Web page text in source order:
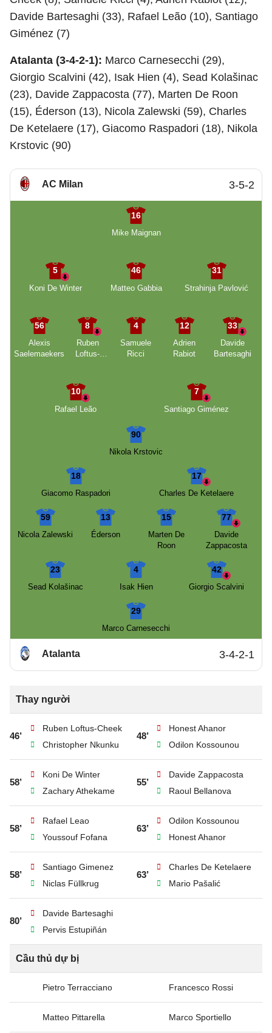
Davide Bartesaghi (33), Rafael Leão (10), Santiago
Giménez (7)
Atalanta (3-4-2-1): Marco Carnesecchi (29),
Giorgio Scalvini (42), Isak Hien (4), Sead Kolašinac
(23), Davide Zappacosta (77), Marten De Roon
(15), Éderson (13), Nicola Zalewski (59), Charles
De Ketelaere (17), Giacomo Raspadori (18), Nikola
Krstovic (90)
AC Milan 3-5-2
16
Mike Maignan
5
Koni De Winter
46
Matteo Gabbia
31
Strahinja Pavlović
56
Alexis
Saelemaekers
8
Ruben
Loftus-
4
Samuele
Ricci
12
Adrien
Rabiot
33
Davide
Bartesaghi
10
Rafael Leão
7
Santiago Giménez
90
Nikola Krstovic
18
Giacomo Raspadori
17
Charles De Ketelaere
59
Nicola Zalewski
13
Éderson
15
Marten De
Roon
77
Davide
Zappacosta
23
Sead Kolašinac
4
Isak Hien
42
Giorgio Scalvini
29
Marco Carnesecchi
Atalanta 3-4-2-1
Thay người
46’
Ruben Loftus-Cheek
Christopher Nkunku
48’
Honest Ahanor
Odilon Kossounou
58’
Koni De Winter
Zachary Athekame
55’
Davide Zappacosta
Raoul Bellanova
58’
Rafael Leao
Youssouf Fofana
63’
Odilon Kossounou
Honest Ahanor
58’
Santiago Gimenez
Niclas Füllkrug
63’
Charles De Ketelaere
Mario Pašalić
80’
Davide Bartesaghi
Pervis Estupiñán
Cầu thủ dự bị
Pietro Terracciano Francesco Rossi
Matteo Pittarella Marco Sportiello